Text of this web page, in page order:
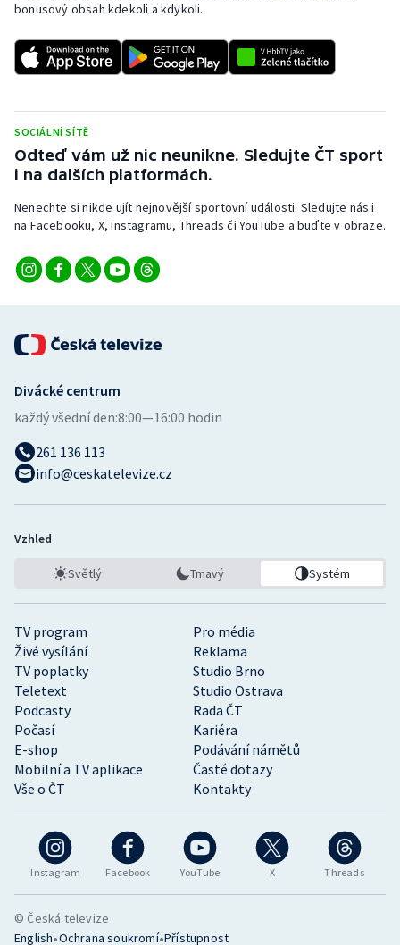
Short track
Sportovní střelba
Stolní tenis
Triatlon
Vodní slalom
bonusový obsah kdekoli a kdykoli.
SOCIÁLNÍ SÍTĚ
Odteď vám už nic neunikne. Sledujte ČT sport
i na dalších platformách.
Nenechte si nikde ujít nejnovější sportovní události. Sledujte nás i
na Facebooku, X, Instagramu, Threads či YouTube a buďte v obraze.
Instagram Facebook YouTube X Threads
TV program
Pro média
Živé vysílání
Reklama
TV poplatky
Studio Brno
Teletext
Studio Ostrava
Podcasty
Rada ČT
Počasí
Kariéra
E-shop
Podávání námětů
Mobilní a TV aplikace
Časté dotazy
Vše o ČT
Kontakty
Divácké centrum
každý všední den:8:00—16:00 hodin
261 136 113
info@ceskatelevize.cz
Vzhled
Světlý Tmavý Systém
© Česká televize
English•Ochrana soukromí•Přístupnost